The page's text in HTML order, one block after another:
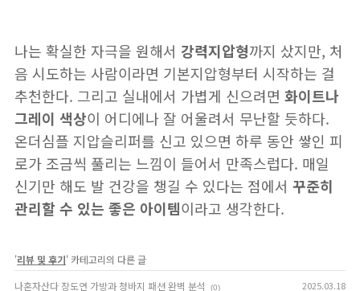
나는 확실한 자극을 원해서 강력지압형까지 샀지만, 처
음 시도하는 사람이라면 기본지압형부터 시작하는 걸
추천한다. 그리고 실내에서 가볍게 신으려면 화이트나
그레이 색상이 어디에나 잘 어울려서 무난할 듯하다.
온더심플 지압슬리퍼를 신고 있으면 하루 동안 쌓인 피
로가 조금씩 풀리는 느낌이 들어서 만족스럽다. 매일
신기만 해도 발 건강을 챙길 수 있다는 점에서 꾸준히
관리할 수 있는 좋은 아이템이라고 생각한다.
'리뷰 및 후기' 카테고리의 다른 글
나혼자산다 장도연 가방과 청바지 패션 완벽 분석
(0) 2025.03.18